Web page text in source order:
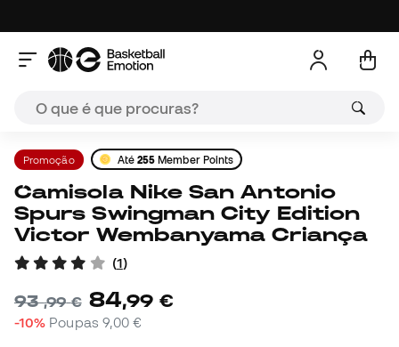
Promoção Até 255 Member Points
Camisola Nike San Antonio
Spurs Swingman City Edition
Victor Wembanyama Criança
(1)
93,99 € 84,99 €
-10% Poupas 9,00 €